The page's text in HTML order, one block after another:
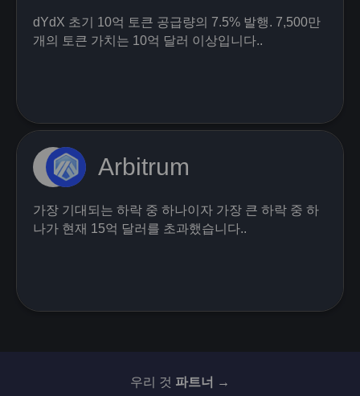
dYdX 초기 10억 토큰 공급량의 7.5% 발행. 7,500만
개의 토큰 가치는 10억 달러 이상입니다..
Arbitrum
가장 기대되는 하락 중 하나이자 가장 큰 하락 중 하
나가 현재 15억 달러를 초과했습니다..
우리 것 파트너 →